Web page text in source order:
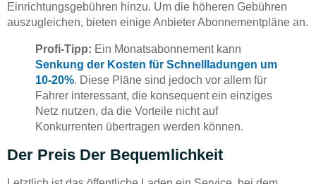
Einrichtungsgebühren hinzu. Um die höheren Gebühren
auszugleichen, bieten einige Anbieter Abonnementpläne an.
Profi-Tipp: Ein Monatsabonnement kann
Senkung der Kosten für Schnellladungen um
10-20%. Diese Pläne sind jedoch vor allem für
Fahrer interessant, die konsequent ein einziges
Netz nutzen, da die Vorteile nicht auf
Konkurrenten übertragen werden können.
Der Preis Der Bequemlichkeit